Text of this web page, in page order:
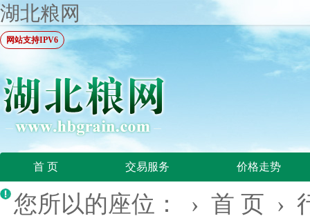
湖北粮网
网站支持IPV6
首 页 交易服务 价格走势
您所以的座位： › 首 页 ›